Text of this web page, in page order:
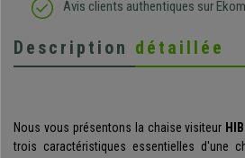
Avis clients authentiques sur
Description détaillée
Nous vous présentons la chaise visiteur
trois caractéristiques essentielles d'une